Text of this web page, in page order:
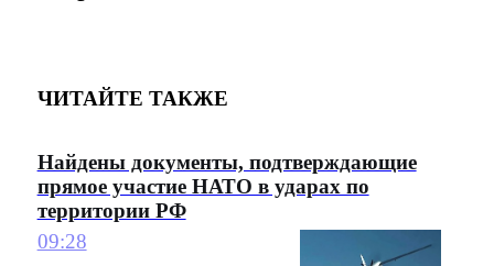
ЧИТАЙТЕ ТАКЖЕ
Найдены документы, подтверждающие
прямое участие НАТО в ударах по
территории РФ
09:28